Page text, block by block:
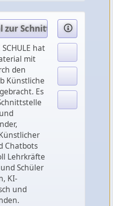
Schnittstelle Mensch-
hat
mit
den
Künstliche
Es
Chatbots
Lehrkräfte
Schüler
KI-
und